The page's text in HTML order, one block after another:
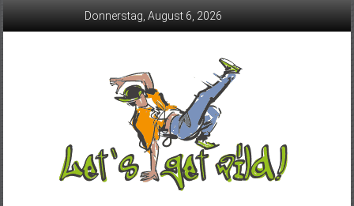
Donnerstag, August 6, 2026